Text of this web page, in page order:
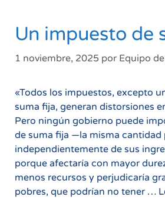
Un impuesto de
1 noviembre, 2025 por Equipo
«Todos los impuestos, excepto
suma fija, generan distorsiones
Pero ningún gobierno puede
de suma fija —la misma cantidad
independientemente de sus
porque afectaría con mayor
menos recursos y perjudicaría
pobres, que podrían no tener …